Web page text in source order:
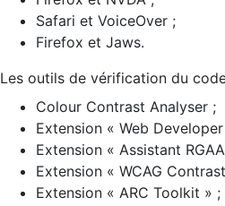
Safari et VoiceOver ;
Firefox et Jaws.
Les outils de vérification du
Colour Contrast Analyser ;
Extension « Web
Extension « Assistant
Extension « WCAG
Extension « ARC Toolkit » ;